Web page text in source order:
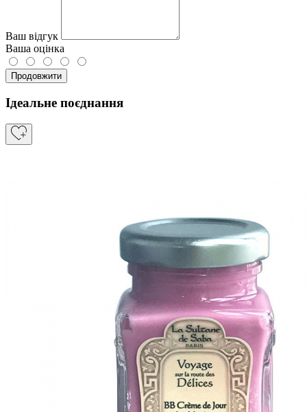
Ваш відгук
Ваша оцінка
Продовжити
Ідеальне поєднання